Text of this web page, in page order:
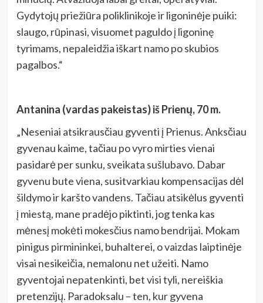
Gydytojų priežiūra poliklinikoje ir ligoninėje puiki:
slaugo, rūpinasi, visuomet paguldo į ligoninę
tyrimams, nepaleidžia iškart namo po skubios
pagalbos.“
Antanina (vardas pakeistas) iš Prienų, 70 m.
„Neseniai atsikrausčiau gyventi į Prienus. Anksčiau
gyvenau kaime, tačiau po vyro mirties vienai
pasidarė per sunku, sveikata sušlubavo. Dabar
gyvenu bute viena, susitvarkiau kompensacijas dėl
šildymo ir karšto vandens. Tačiau atsikėlus gyventi
į miestą, mane pradėjo piktinti, jog tenka kas
mėnesį mokėti mokesčius namo bendrijai. Mokam
pinigus pirmininkei, buhalterei, o vaizdas laiptinėje
visai nesikeičia, nemalonu net užeiti. Namo
gyventojai nepatenkinti, bet visi tyli, nereiškia
pretenzijų. Paradoksalu – ten, kur gyvena